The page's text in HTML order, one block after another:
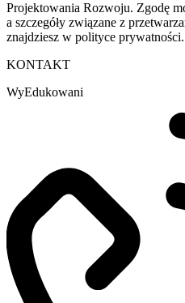
Projektowania Rozwoju. Zgodę
a szczegóły związane z
znajdziesz w polityce prywatności.
KONTAKT
WyEdukowani